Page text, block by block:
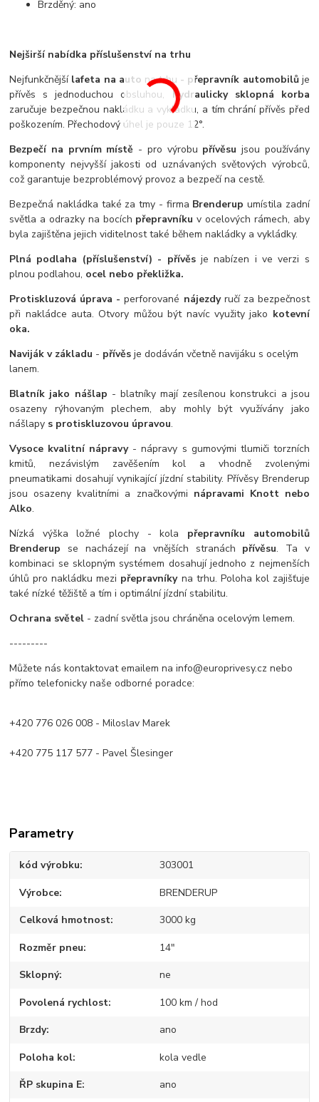
Brzděný: ano
Nejširší nabídka příslušenství na trhu
Nejfunkčnějšílafeta na auto na trhu - přepravník automobilůje
přívěs s jednoduchou obsluhou, hydraulicky sklopná korba
zaručuje bezpečnou nakládku a vykládku, a tím chrání přívěs před
poškozením. Přechodový úhel je pouze 12°.
Bezpečí na prvním místě - pro výrobu přívěsu jsou používány
komponenty nejvyšší jakosti od uznávaných světových výrobců,
což garantuje bezproblémový provoz a bezpečí na cestě.
Bezpečná nakládka také za tmy - firma Brenderup umístila zadní
světla a odrazky na bocích přepravníku v ocelových rámech, aby
byla zajištěna jejich viditelnost také během nakládky a vykládky.
Plná podlaha (příslušenství) - přívěsje nabízen i ve verzi s
plnou podlahou, ocel nebo překližka.
Protiskluzová úprava -perforované nájezdyručí za bezpečnost
při nakládce auta. Otvory můžou být navíc využity jako kotevní
oka.
Naviják v základu - přívěs je dodáván včetně navijáku s ocelým
lanem.
Blatník jako nášlap - blatníky mají zesílenou konstrukci a jsou
osazeny rýhovaným plechem, aby mohly být využívány jako
nášlapy s protiskluzovou úpravou.
Vysoce kvalitní nápravy- nápravy s gumovými tlumiči torzních
kmitů, nezávislým zavěšením kol a vhodně zvolenými
pneumatikami dosahují vynikající jízdní stability. Přívěsy Brenderup
jsou osazeny kvalitními a značkovými nápravami Knott nebo
Alko.
Nízká výška ložné plochy - kola přepravníku automobilů
Brenderup se nacházejí na vnějších stranách přívěsu. Ta v
kombinaci se sklopným systémem dosahují jednoho z nejmenších
úhlů pro nakládku mezi přepravníkyna trhu. Poloha kol zajišťuje
také nízké těžiště a tím i optimální jízdní stabilitu.
Ochrana světel - zadní světla jsou chráněna ocelovým lemem.
---------
Můžete nás kontaktovat emailem na info@europrivesy.cz nebo
přímo telefonicky naše odborné poradce:
+420 776 026 008 - Miloslav Marek
+420 775 117 577 - Pavel Šlesinger
Parametry
kód výrobku 303001
Výrobce BRENDERUP
Celková hmotnost 3000 kg
Rozměr pneu 14"
Sklopný ne
Povolená rychlost 100 km / hod
Brzdy ano
Poloha kol kola vedle
ŘP skupina E ano